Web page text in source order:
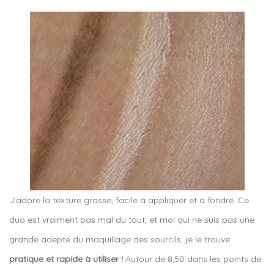
J’adore la texture grasse, facile à appliquer et à fondre. Ce
duo est vraiment pas mal du tout, et moi qui ne suis pas une
grande adepte du maquillage des sourcils, je le trouve
pratique et rapide à utiliser ! Autour de 8,50 dans les points de